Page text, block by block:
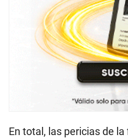
En total, las pericias de